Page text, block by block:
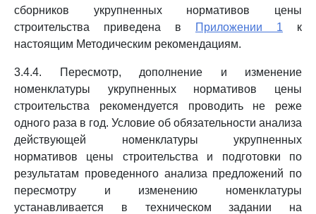
сборников укрупненных нормативов цены
строительства приведена в
Приложении 1 к
настоящим Методическим рекомендациям.
3.4.4. Пересмотр, дополнение и изменение
номенклатуры укрупненных нормативов цены
строительства рекомендуется проводить не реже
одного раза в год. Условие об обязательности анализа
действующей номенклатуры укрупненных
нормативов цены строительства и подготовки по
результатам проведенного анализа предложений по
пересмотру и изменению номенклатуры
устанавливается в техническом задании на